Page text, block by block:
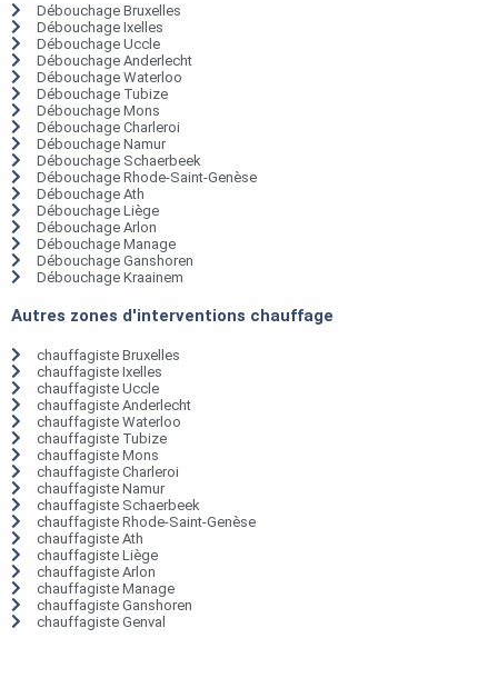
Débouchage Bruxelles
Débouchage Ixelles
Débouchage Uccle
Débouchage Anderlecht
Débouchage Waterloo
Débouchage Tubize
Débouchage Mons
Débouchage Charleroi
Débouchage Namur
Débouchage Schaerbeek
Débouchage Rhode-Saint-Genèse
Débouchage Ath
Débouchage Liège
Débouchage Arlon
Débouchage Manage
Débouchage Ganshoren
Débouchage Kraainem
Autres zones d'interventions chauffage
chauffagiste Bruxelles
chauffagiste Ixelles
chauffagiste Uccle
chauffagiste Anderlecht
chauffagiste Waterloo
chauffagiste Tubize
chauffagiste Mons
chauffagiste Charleroi
chauffagiste Namur
chauffagiste Schaerbeek
chauffagiste Rhode-Saint-Genèse
chauffagiste Ath
chauffagiste Liège
chauffagiste Arlon
chauffagiste Manage
chauffagiste Ganshoren
chauffagiste Genval